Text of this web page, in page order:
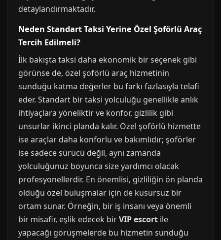
detaylandırmaktadır.
Neden Standart Taksi Yerine Özel Şoförlü Araç
Tercih Edilmeli?
İlk bakışta taksi daha ekonomik bir seçenek gibi
görünse de, özel şoförlü araç hizmetinin
sunduğu katma değerler bu farkı fazlasıyla telafi
eder. Standart bir taksi yolculuğu genellikle anlık
ihtiyaçlara yöneliktir ve konfor, gizlilik gibi
unsurlar ikinci planda kalır. Özel şoförlü hizmette
ise araçlar daha konforlu ve bakımlıdır; şoförler
ise sadece sürücü değil, aynı zamanda
yolculuğunuz boyunca size yardımcı olacak
profesyonellerdir. En önemlisi, gizliliğin ön planda
olduğu özel buluşmalar için de kusursuz bir
ortam sunar. Örneğin, bir iş insanı veya önemli
bir misafir, eşlik edecek birVIP escort ile
yapacağı görüşmelerde bu hizmetin sunduğu